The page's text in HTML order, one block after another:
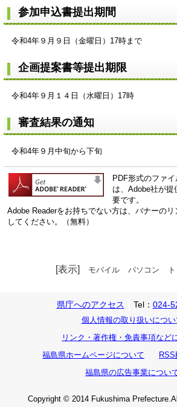
参加申込書提出期間
令和4年９月９日（金曜日）17時まで
企画提案書等提出期限
令和4年９月１４日（水曜日）17時
審査結果の通知
令和4年９月中旬から下旬
PDF形式のファ
は、Adobe社が提
要です。
Adobe Readerをお持ちでない方は、バナーの
してください。（無料）
[表示] モバイル パソコン
県庁へのアクセス Tel： 024-
個人情報の取り扱いについ
リンク・著作権・免責事項など
福島県ホームページについて
RSS
福島県の広告事業につい
Copyright © 2014 Fukushima